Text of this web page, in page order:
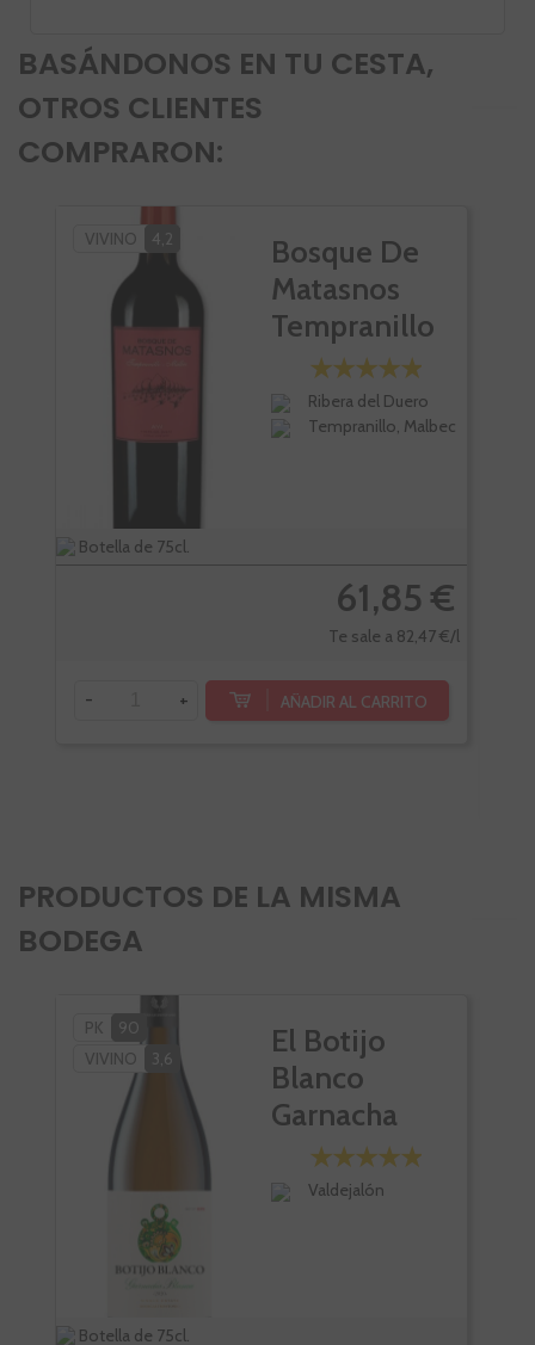
BASÁNDONOS EN TU CESTA,
OTROS CLIENTES
COMPRARON:
VIVINO 4,2
Bosque De
Matasnos
Tempranillo
Malbec
Ribera del Duero
Tempranillo, Malbec
Botella de 75cl.
61,85 €
Te sale a 82,47 €/l
- + AÑADIR AL CARRITO
PRODUCTOS DE LA MISMA
BODEGA
PK
90
VIVINO
3,6
El Botijo
Blanco
Garnacha
Blanca
Valdejalón
Botella de 75cl.